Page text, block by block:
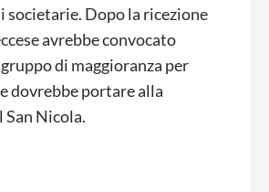
societarie. Dopo la ricezione
avrebbe convocato
di maggioranza per
dovrebbe portare alla
San Nicola.